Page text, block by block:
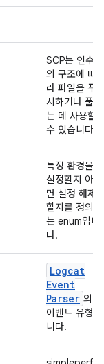
SCP는 인수
의 구조에 따
라 파일을 푸
시하거나 풀하
는 데 사용할
수 있습니다.
특정 환경을
설정할지 아니
면 설정 해제
할지를 정의하
는 enum입니
다.
Logcat
Event
Parser 의
이벤트 유형입
니다.